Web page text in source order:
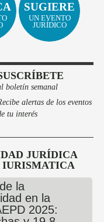
SUGIERE
UN EVENTO
JURÍDICO
boletín semanal
alertas de los eventos
tu interés
JURÍDICA
IURISMATICA
la
en la
2025: